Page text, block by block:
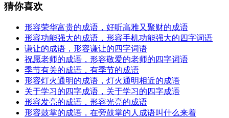
猜你喜欢
形容荣华富贵的成语，好听高雅又聚财的成语
形容功能强大的成语，形容手机功能强大的四字词语
谦让的成语，形容谦让的四字词语
祝愿老师的成语，形容敬爱的老师的四字词语
季节有关的成语，有季节的成语
形容灯火通明的成语，灯火通明相近的成语
关于学习的四字成语，关于学习的四字成语
形容发亮的成语，形容光亮的成语
形容鼓掌的成语，在旁鼓掌的人成语叫什么来着